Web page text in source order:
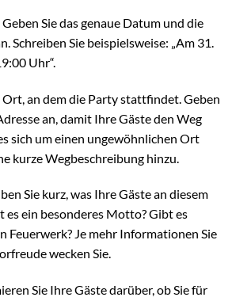
Geben Sie das genaue Datum und die
Schreiben Sie beispielsweise: „Am 31.
Uhr“.
Ort, an dem die Party stattfindet. Geben
an, damit Ihre Gäste den Weg
sich um einen ungewöhnlichen Ort
kurze Wegbeschreibung hinzu.
Sie kurz, was Ihre Gäste an diesem
ein besonderes Motto? Gibt es
Feuerwerk? Je mehr Informationen Sie
wecken Sie.
Sie Ihre Gäste darüber, ob Sie für